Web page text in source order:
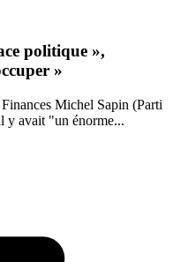
politique »,
»
Michel Sapin (Parti
y avait "un énorme...